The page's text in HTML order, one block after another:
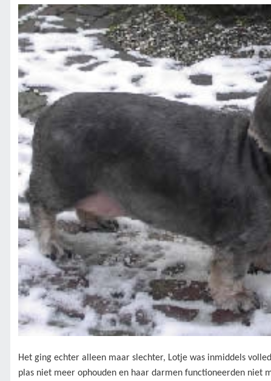
Het ging echter alleen maar slechter, Lotje was inmiddels
plas niet meer ophouden en haar darmen functioneerden niet